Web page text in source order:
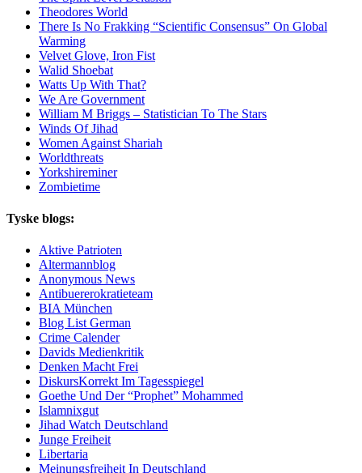
Theodores World
There Is No Frakking “Scientific Consensus” On Global
Warming
Velvet Glove, Iron Fist
Walid Shoebat
Watts Up With That?
We Are Government
William M Briggs – Statistician To The Stars
Winds Of Jihad
Women Against Shariah
Worldthreats
Yorkshireminer
Zombietime
Tyske blogs:
Aktive Patrioten
Altermannblog
Anonymous News
Antibuererokratieteam
BIA München
Blog List German
Crime Calender
Davids Medienkritik
Denken Macht Frei
DiskursKorrekt Im Tagesspiegel
Goethe Und Der “Prophet” Mohammed
Islamnixgut
Jihad Watch Deutschland
Junge Freiheit
Libertaria
Meinungsfreiheit In Deutschland